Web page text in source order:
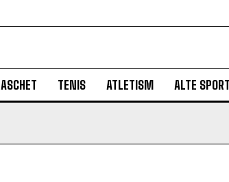
TENIS ATLETISM ALTE